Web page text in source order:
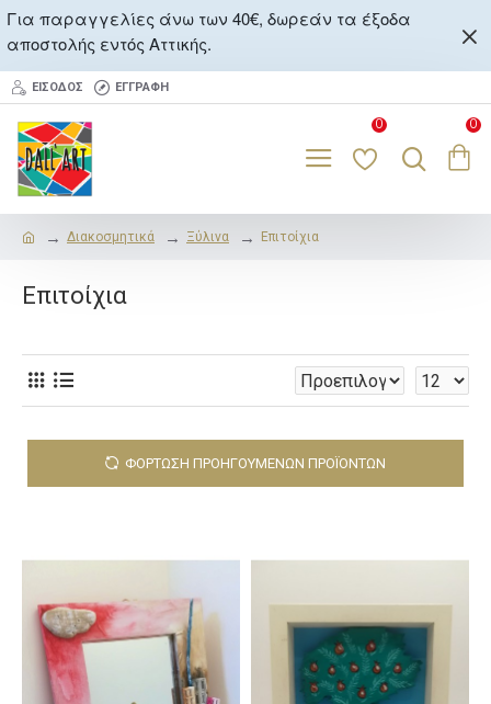
Για παραγγελίες άνω των 40€, δωρεάν τα έξοδα
αποστολής εντός Αττικής.
ΕΊΣΟΔΟΣ ΕΓΓΡΑΦΉ
0 0
Διακοσμητικά Ξύλινα Επιτοίχια
Επιτοίχια
ΦΌΡΤΩΣΗ ΠΡΟΗΓΟΎΜΕΝΩΝ ΠΡΟΪΌΝΤΩΝ